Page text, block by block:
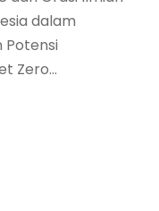
dalam
Potensi
Zero...